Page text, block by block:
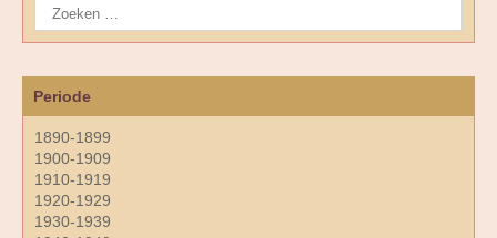
Periode
1890-1899
1900-1909
1910-1919
1920-1929
1930-1939